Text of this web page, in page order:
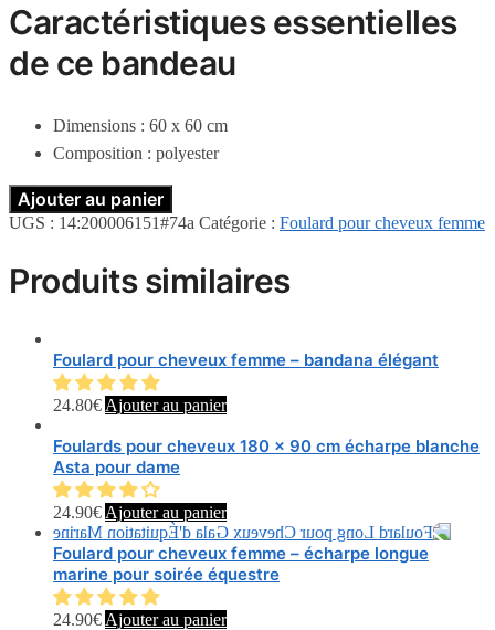
Caractéristiques essentielles
de ce bandeau
Dimensions : 60 x 60 cm
Composition : polyester
Ajouter au panier
UGS : 14:200006151#74a Catégorie : Foulard pour cheveux femme
Produits similaires
Foulard pour cheveux femme – bandana élégant
24.80€ Ajouter au panier
Foulards pour cheveux 180 x 90 cm écharpe blanche
Asta pour dame
24.90€ Ajouter au panier
Foulard pour cheveux femme – écharpe longue
marine pour soirée équestre
24.90€ Ajouter au panier